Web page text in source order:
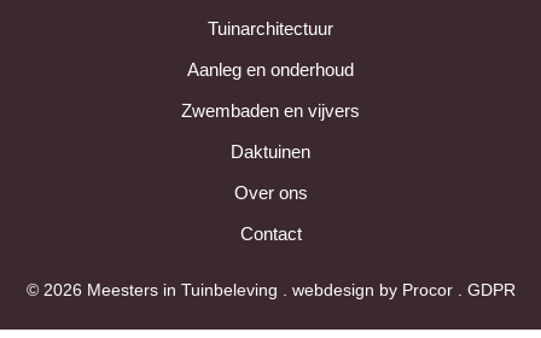
Tuinarchitectuur
Aanleg en onderhoud
Zwembaden en vijvers
Daktuinen
Over ons
Contact
© 2026 Meesters in Tuinbeleving . webdesign by Procor. GDPR